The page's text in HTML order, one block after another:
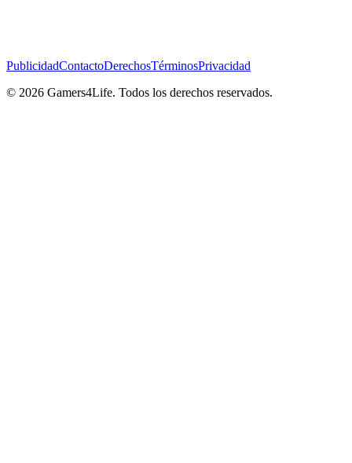
PublicidadContactoDerechosTérminosPrivacidad
© 2026 Gamers4Life. Todos los derechos reservados.